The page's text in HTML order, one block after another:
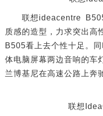
联想ideacentre B505
质感的造型，力求突出高
B505看上去个性十足。
体电脑屏幕两边音响的车
兰博基尼在高速公路上奔
联想